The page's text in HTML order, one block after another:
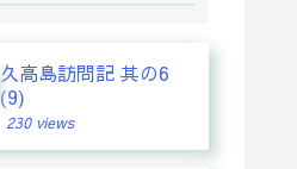
久高島訪問記 其の6
(9)
230 views